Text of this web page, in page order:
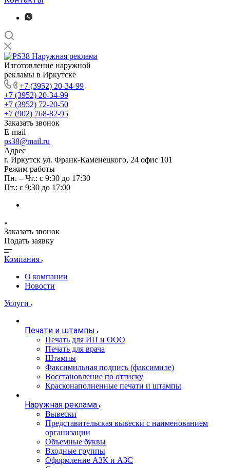
Изготовление наружной
рекламы в Иркутске
+7 (3952) 20-34-99
+7 (3952) 20-34-99
+7 (3952) 72-20-50
+7 (902) 768-82-95
Заказать звонок
E-mail
ps38@mail.ru
Адрес
г. Иркутск ул. Франк-Каменецкого, 24 офис 101
Режим работы
Пн. – Чт.: с 9:30 до 17:30
Пт.: с 9:30 до 17:00
Заказать звонок
Подать заявку
Компания
О компании
Новости
Услуги
Печати и штампы
Печать для ИП и ООО
Печать для врача
Штампы
Факсимильная подпись (факсимиле)
Восстановление по оттиску
Красконаполненные печати и штампы
Наружная реклама
Вывески
Представительская вывески с наименованием
организации
Объемные буквы
Входные группы
Оформление АЗК и АЗС